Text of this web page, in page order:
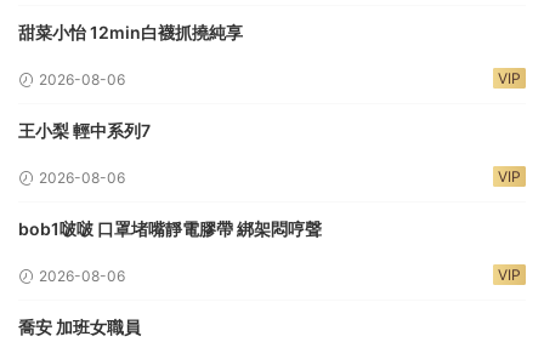
甜菜小怡 12min白襪抓撓純享
2026-08-06 VIP
王小梨 輕中系列7
2026-08-06 VIP
bob1啵啵 口罩堵嘴靜電膠帶 綁架悶哼聲
2026-08-06 VIP
喬安 加班女職員